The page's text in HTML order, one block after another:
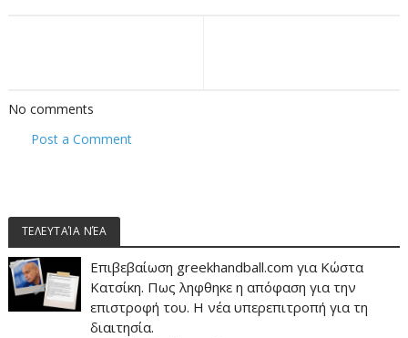
No comments
Post a Comment
ΤΕΛΕΥΤΑΊΑ ΝΈΑ
Επιβεβαίωση greekhandball.com για Κώστα
Κατσίκη. Πως ληφθηκε η απόφαση για την
επιστροφή του. Η νέα υπερεπιτροπή για τη
διαιτησία.